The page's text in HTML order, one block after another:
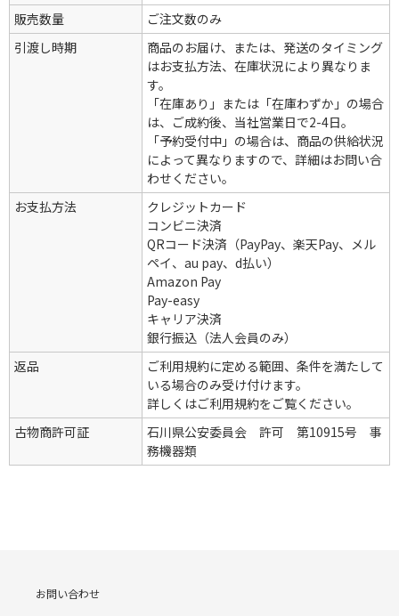
販売数量
ご注文数のみ
引渡し時期
商品のお届け、または、発送のタイミング
はお支払方法、在庫状況により異なりま
す。
「在庫あり」または「在庫わずか」の場合
は、ご成約後、当社営業日で2-4日。
「予約受付中」の場合は、商品の供給状況
によって異なりますので、詳細はお問い合
わせください。
お支払方法
クレジットカード
コンビニ決済
QRコード決済（PayPay、楽天Pay、メル
ペイ、au pay、d払い）
Amazon Pay
Pay-easy
キャリア決済
銀行振込（法人会員のみ）
返品
ご利用規約に定める範囲、条件を満たして
いる場合のみ受け付けます。
詳しくはご利用規約をご覧ください。
古物商許可証
石川県公安委員会 許可 第10915号 事
務機器類
お問い合わせ